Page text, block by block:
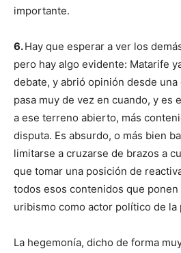
importante.
6.Hay que esperar a ver los
pero hay algo evidente: Matarife
debate, y abrió opinión desde
pasa muy de vez en cuando, y es
a ese terreno abierto, más
disputa. Es absurdo, o más bien
limitarse a cruzarse de brazos a
que tomar una posición de
todos esos contenidos que
uribismo como actor político de la
La hegemonía, dicho de forma